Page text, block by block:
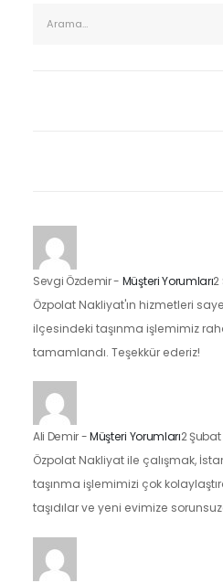
Sevgi Özdemir- Müşteri Yorumları2
Özpolat Nakliyat'ın hizmetleri
ilçesindeki taşınma işlemimiz
tamamlandı. Teşekkür ederiz!
Ali Demir-Müşteri Yorumları2
Özpolat Nakliyat ile çalışmak,
taşınma işlemimizi çok
taşıdılar ve yeni evimize